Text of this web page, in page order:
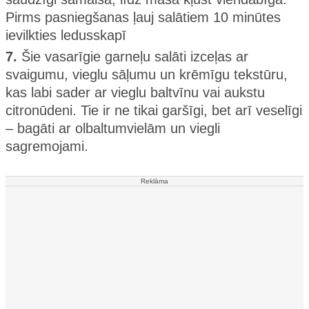
Pirms pasniegšanas ļauj salātiem 10 minūtes
ievilkties ledusskapī
7. Šie vasarīgie garneļu salāti izceļas ar
svaigumu, vieglu sāļumu un krēmīgu tekstūru,
kas labi sader ar vieglu baltvīnu vai aukstu
citronūdeni. Tie ir ne tikai garšīgi, bet arī veselīgi
– bagāti ar olbaltumvielām un viegli
sagremojami.
Reklāma